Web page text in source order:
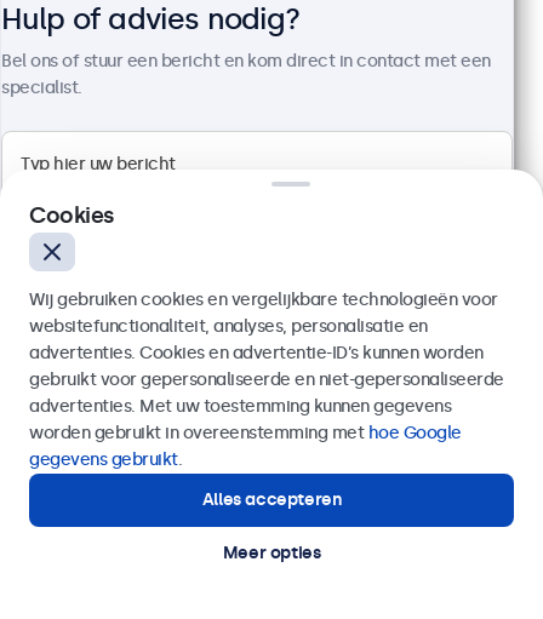
32 Inch Monitor Metaal
100+ stuks beschikbaar
1920 x 1080 resolutie (Full HD)
Aansluitingen: HDMI, VGA, BNC, RCA
Montage: desktop, wand, inbouw
Buitenmaat: 726 x 420 x 42 mm
€ 599,00
€ 724,79 incl. btw
Bekijken
In winkelwagen
Displays voor kiosks en self-service
Deze monitoren en touchscreens zijn speciaal
Met uitgebreide configuratiemogelijkheden en
Hulp of advies nodig?
Bel ons of stuur een bericht en kom direct in contact met een
specialist.
Verzenden
Of bel ons op
Hulp of advies nodig?
Direct contact met een specialist.
Cookies
Wij gebruiken cookies en vergelijkbare technologieën voor
websitefunctionaliteit, analyses, personalisatie en
advertenties. Cookies en advertentie-ID’s kunnen worden
gebruikt voor gepersonaliseerde en niet-gepersonaliseerde
advertenties. Met uw toestemming kunnen gegevens
worden gebruikt in overeenstemming met hoe Google
gegevens gebruikt.
Alles accepteren
Meer opties